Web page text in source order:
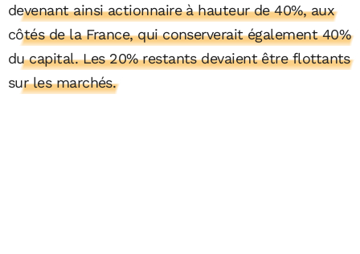
devenant ainsi actionnaire à hauteur de 40%, aux
côtés de la France, qui conserverait également 40%
du capital. Les 20% restants devaient être flottants
sur les marchés.